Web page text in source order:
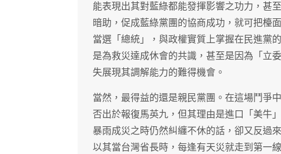
能表現出其對藍綠都能發揮影響之功力，甚
暗助，促成藍綠黨團的協商成功，就可把檯
當選「總統」，與政權實質上掌握在民進黨
是為救災達成休會的共識，甚至是因為「立
失展現其調解能力的難得機會。
當然，最得益的還是親民黨團。在這場鬥爭
否出於報復馬英九，但其理由是進口「美牛
暴雨成災之時仍然糾纏不休的話，卻又反過
以其當台灣省長時，每逢有天災就走到第一